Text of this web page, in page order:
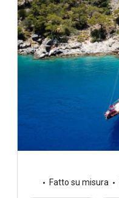
Fatto su misura